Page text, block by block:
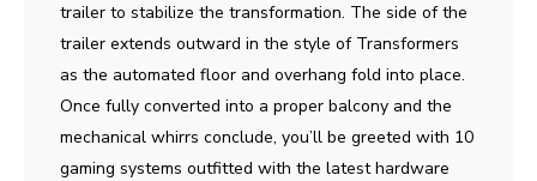
trailer to stabilize the transformation. The side of the
trailer extends outward in the style of Transformers
as the automated floor and overhang fold into place.
Once fully converted into a proper balcony and the
mechanical whirrs conclude, you’ll be greeted with 10
gaming systems outfitted with the latest hardware